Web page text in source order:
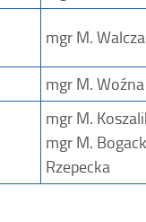
mgr M.
mgr M. Woźna
mgr M.
mgr M.
Rzepecka